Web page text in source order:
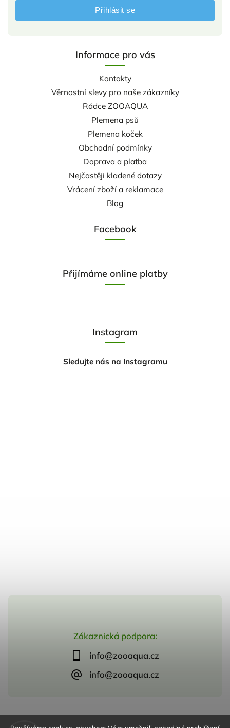
Zákaznická podpora:
info@zooaqua.cz
info@zooaqua.cz
Informace pro vás
Kontakty
Věrnostní slevy pro naše zákazníky
Rádce ZOOAQUA
Plemena psů
Plemena koček
Obchodní podmínky
Doprava a platba
Nejčastěji kladené dotazy
Vrácení zboží a reklamace
Blog
Facebook
Přihlásit se
Přijímáme online platby
Instagram
Sledujte nás na Instagramu